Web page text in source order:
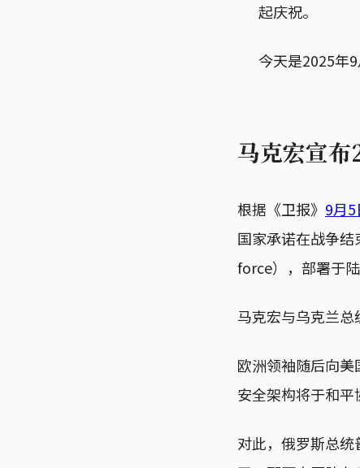
起庆祝。
今天是2025年
马克宏宣
根据《卫报》 9月
国家承诺在战争
force），部署于
马克宏与乌克兰
欧洲领袖随后向
安全架构将于和平
对此，俄罗斯总统